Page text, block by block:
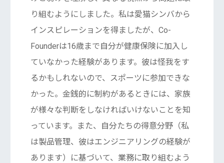
り組むようにしました。私は愛猫シンバから
インスピレーションを得ましたが、Co-
Founderは16歳まで自分が健康保険に加入し
ていなかった経験があります。彼は怪我をす
るかもしれないので、スポーツに参加できな
かった。金銭的に制約があるときには、家族
が様々な判断をしなければいけないことを知
っています。また、自分たちの得意分野（私
は製品管理、彼はエンジニアリングの経験が
あります）に基づいて、業務に取り組むよう